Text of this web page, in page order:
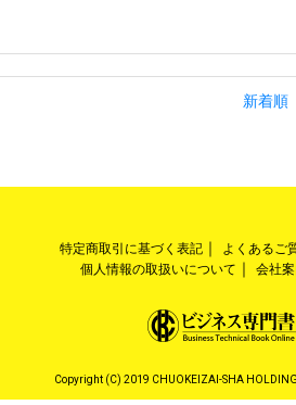
新着順
特定商取引に基づく表記 よくあるご
個人情報の取扱いについて
会社
Copyright (C) 2019 CHUOKEIZAI-SHA